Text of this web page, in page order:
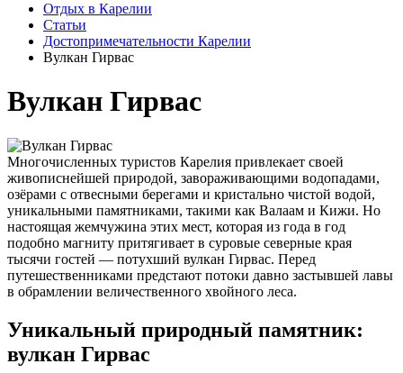
Отдых в Карелии
Статьи
Достопримечательности Карелии
Вулкан Гирвас
Вулкан Гирвас
Многочисленных туристов Карелия привлекает своей
живописнейшей природой, завораживающими водопадами,
озёрами с отвесными берегами и кристально чистой водой,
уникальными памятниками, такими как Валаам и Кижи. Но
настоящая жемчужина этих мест, которая из года в год
подобно магниту притягивает в суровые северные края
тысячи гостей — потухший вулкан Гирвас. Перед
путешественниками предстают потоки давно застывшей лавы
в обрамлении величественного хвойного леса.
Уникальный природный памятник:
вулкан Гирвас